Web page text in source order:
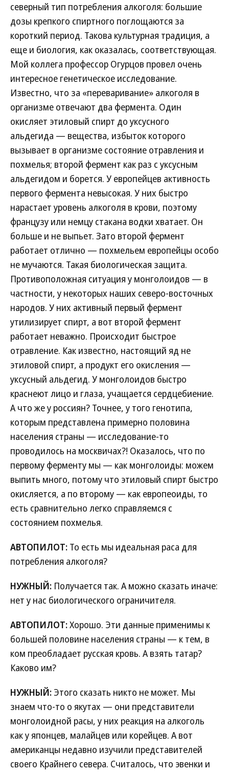
северный тип потребления алкоголя: большие
дозы крепкого спиртного поглощаются за
короткий период. Такова культурная традиция, а
еще и биология, как оказалась, соответствующая.
Мой коллега профессор Огурцов провел очень
интересное генетическое исследование.
Известно, что за «переваривание» алкоголя в
организме отвечают два фермента. Один
окисляет этиловый спирт до уксусного
альдегида — вещества, избыток которого
вызывает в организме состояние отравления и
похмелья; второй фермент как раз с уксусным
альдегидом и борется. У европейцев активность
первого фермента невысокая. У них быстро
нарастает уровень алкоголя в крови, поэтому
французу или немцу стакана водки хватает. Он
больше и не выпьет. Зато второй фермент
работает отлично — похмельем европейцы особо
не мучаются. Такая биологическая защита.
Противоположная ситуация у монголоидов — в
частности, у некоторых наших северо-восточных
народов. У них активный первый фермент
утилизирует спирт, а вот второй фермент
работает неважно. Происходит быстрое
отравление. Как известно, настоящий яд не
этиловой спирт, а продукт его окисления —
уксусный альдегид. У монголоидов быстро
краснеют лицо и глаза, учащается сердцебиение.
А что же у россиян? Точнее, у того генотипа,
которым представлена примерно половина
населения страны — исследование-то
проводилось на москвичах?! Оказалось, что по
первому ферменту мы — как монголоиды: можем
выпить много, потому что этиловый спирт быстро
окисляется, а по второму — как европеоиды, то
есть сравнительно легко справляемся с
состоянием похмелья.
АВТОПИЛОТ: То есть мы идеальная раса для
потребления алкоголя?
НУЖНЫЙ: Получается так. А можно сказать иначе:
нет у нас биологического ограничителя.
АВТОПИЛОТ:Хорошо. Эти данные применимы к
большей половине населения страны — к тем, в
ком преобладает русская кровь. А взять татар?
Каково им?
НУЖНЫЙ: Этого сказать никто не может. Мы
знаем что-то о якутах — они представители
монголоидной расы, у них реакция на алкоголь
как у японцев, малайцев или корейцев. А вот
американцы недавно изучили представителей
своего Крайнего севера. Считалось, что эвенки и